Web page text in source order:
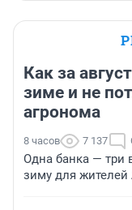
Как за
зиме и не
агронома
8 часов 7 137
Одна банка — три
зиму для жителей